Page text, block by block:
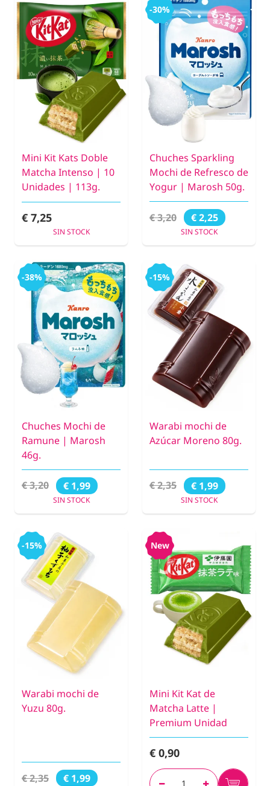
Mini Kit Kats Doble
Matcha Intenso | 10
Unidades | 113g.
€ 7,25
SIN STOCK
-30%
Chuches Sparkling
Mochi de Refresco de
Yogur | Marosh 50g.
€ 3,20 € 2,25
SIN STOCK
-38%
Chuches Mochi de
Ramune | Marosh
46g.
€ 3,20 € 1,99
SIN STOCK
-15%
Warabi mochi de
Azúcar Moreno 80g.
€ 2,35 € 1,99
SIN STOCK
-15%
Warabi mochi de
Yuzu 80g.
€ 2,35 € 1,99
New
Mini Kit Kat de
Matcha Latte |
Premium Unidad
€ 0,90